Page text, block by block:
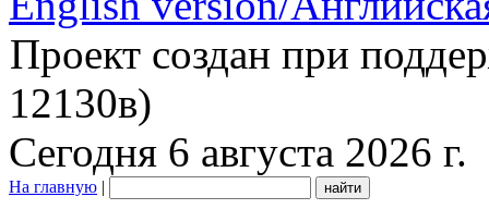
Проект создан при
12130в)
Сегодня 6 августа 2026 г.
На главную |